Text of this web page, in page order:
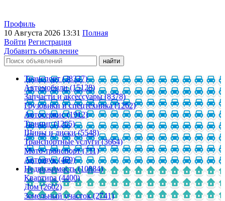
Профиль
10 Августа 2026 13:31 Полная
Войти Регистрация
Добавить объявление
Транспорт (38337)
Автомобили (15128)
Запчасти и аксессуары (8378)
Грузовики и спецтехника (1262)
Автосервис (1912)
Тюнинг (1265)
Шины и диски (5548)
Транспортные услуги (3664)
Мото-транспорт (711)
Автозвук (469)
Недвижимость (10884)
Квартира (4400)
Дом (2602)
Земельный участок (2741)